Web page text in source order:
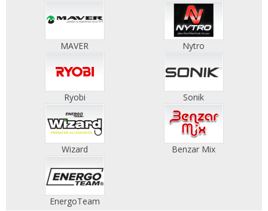
MAVER Nytro
Ryobi Sonik
Wizard Benzar Mix
EnergoTeam